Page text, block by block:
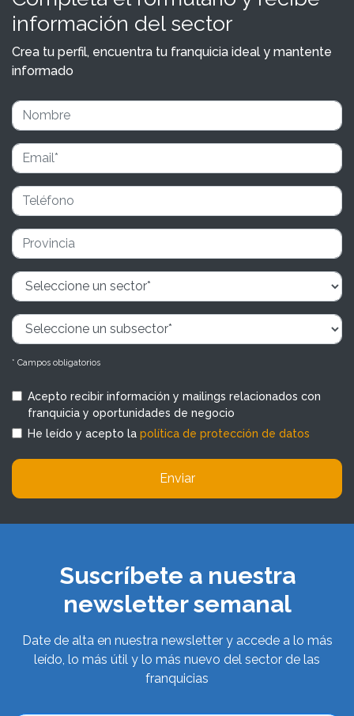
información del sector
Crea tu perfil, encuentra tu franquicia ideal y mantente
informado
* Campos obligatorios
Acepto recibir información y mailings relacionados con
franquicia y oportunidades de negocio
He leído y acepto la política de protección de datos
Enviar
Suscríbete a nuestra
newsletter semanal
Date de alta en nuestra newsletter y accede a lo más
leído, lo más útil y lo más nuevo del sector de las
franquicias